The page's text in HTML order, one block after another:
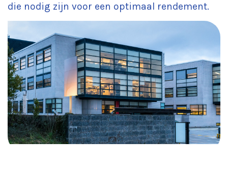
die nodig zijn voor een optimaal rendement.